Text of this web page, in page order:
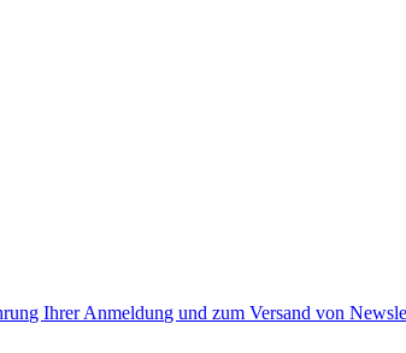
Ihrer Anmeldung und zum Versand von